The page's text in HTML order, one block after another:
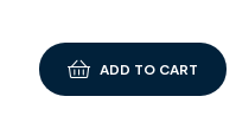
ADD TO CART